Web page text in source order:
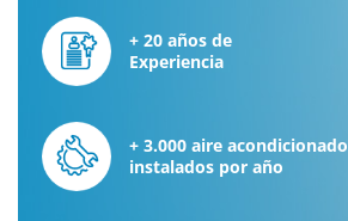
+ 20 años de
Experiencia
+ 3.000 aire acondicionado
instalados por año